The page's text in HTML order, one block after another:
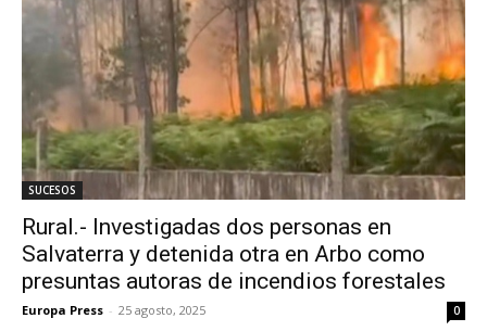
SUCESOS
Rural.- Investigadas dos personas en
Salvaterra y detenida otra en Arbo como
presuntas autoras de incendios forestales
Europa Press - 25 agosto, 2025 0